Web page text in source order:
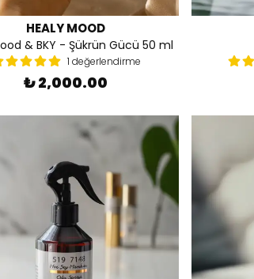
HEALY MOOD
& BKY - Şükrün Gücü 50 ml
1 değerlendirme
₺ 2,000.00